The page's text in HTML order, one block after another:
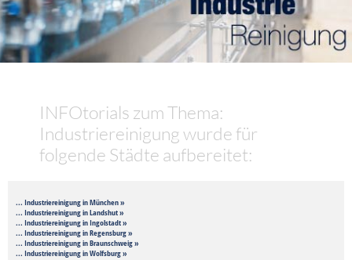
INFOtorials zum Thema:
Industriereinigung wurde für
folgende Städte aufbereitet:
... Industriereinigung in München »
... Industriereinigung in Landshut »
... Industriereinigung in Ingolstadt »
... Industriereinigung in Regensburg »
... Industriereinigung in Braunschweig »
... Industriereinigung in Wolfsburg »